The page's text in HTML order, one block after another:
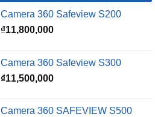
Camera 360 Safeview S200
₫11,800,000
Camera 360 Safeview S300
₫11,500,000
Camera 360 SAFEVIEW S500